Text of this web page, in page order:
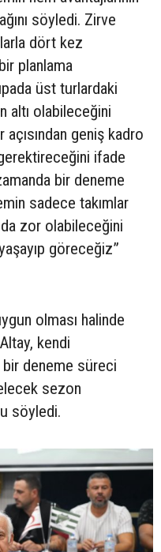
söyledi. Zirve
dört kez
planlama
üst turlardaki
altı olabileceğini
geniş kadro
ifade
bir deneme
sadece takımlar
da zor olabileceğini
göreceğiz”
olması halinde
kendi
deneme süreci
sezon
söyledi.